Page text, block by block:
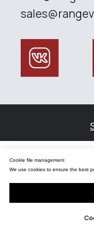
Мы используем файлы cookie для
сайтом.
Cookie file management
We use cookies to ensure the best